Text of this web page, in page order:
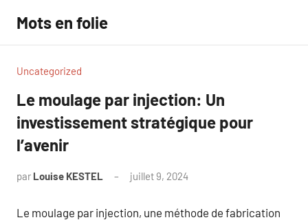
contenu
Mots en folie
Uncategorized
Le moulage par injection: Un
investissement stratégique pour
l’avenir
par Louise KESTEL juillet 9, 2024
Le moulage par injection, une méthode de fabrication